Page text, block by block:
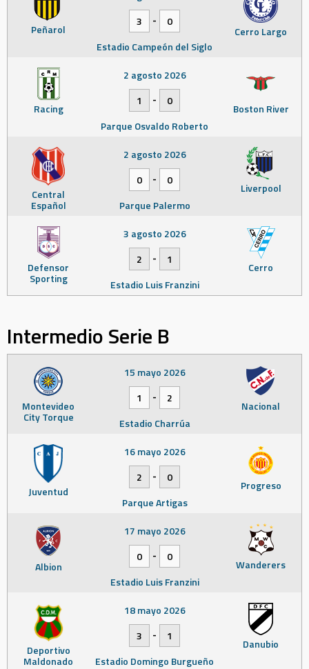
Peñarol Cerro Largo
3
-
0
Estadio Campeón del Siglo
Racing Boston River
2 agosto 2026
1
-
0
Parque Osvaldo Roberto
Central
Español
Liverpool
2 agosto 2026
0
-
0
Parque Palermo
Defensor
Sporting
Cerro
3 agosto 2026
2
-
1
Estadio Luis Franzini
Intermedio Serie B
Montevideo
City Torque
Nacional
15 mayo 2026
1
-
2
Estadio Charrúa
Juventud Progreso
16 mayo 2026
2
-
0
Parque Artigas
Albion Wanderers
17 mayo 2026
0
-
0
Estadio Luis Franzini
Deportivo
Maldonado
Danubio
18 mayo 2026
3
-
1
Estadio Domingo Burgueño